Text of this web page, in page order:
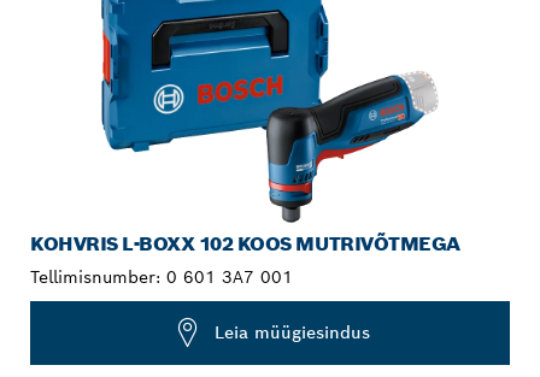
KOHVRIS L-BOXX 102 KOOS MUTRIVÕTMEGA
Tellimisnumber: 0 601 3A7 001
Leia müügiesindus